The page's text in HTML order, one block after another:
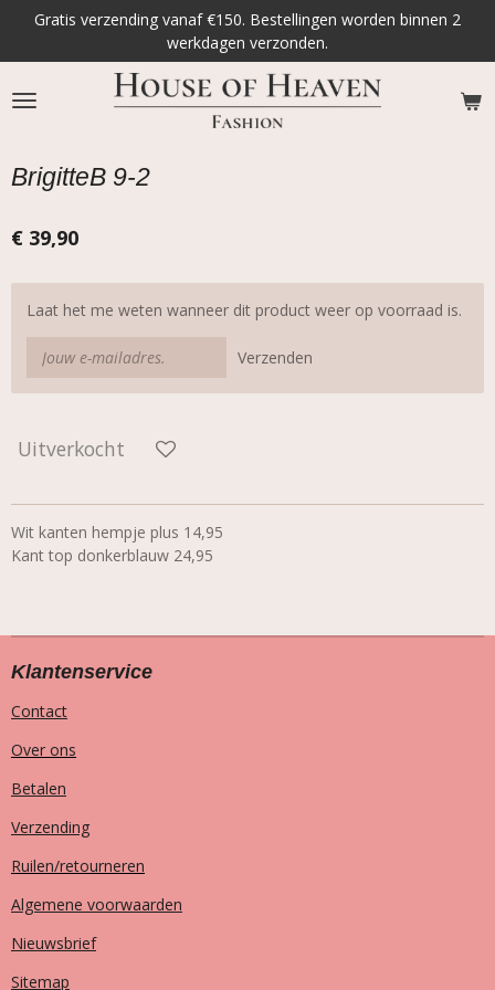
naar
de
hoofdinhoud
Gratis verzending vanaf €150. Bestellingen worden binnen 2
werkdagen verzonden.
BrigitteB 9-2
€ 39,90
Laat het me weten wanneer dit product weer op voorraad is.
Verzenden
Uitverkocht
Wit kanten hempje plus 14,95
Kant top donkerblauw 24,95
Klantenservice
Contact
Over ons
Betalen
Verzending
Ruilen/retourneren
Algemene voorwaarden
Nieuwsbrief
Sitemap